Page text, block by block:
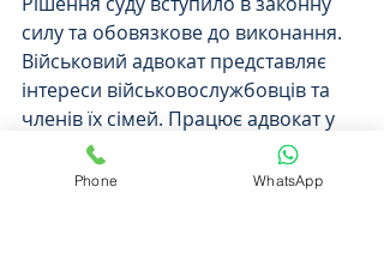
силу та обовязкове до виконання.
Військовий адвокат представляє
інтереси військовослужбовців та
членів їх сімей. Працює адвокат у
м.Вінниця, м.Київ, м.Одеса,
м.Миколаїв, м.Львів, м.Харків,
Phone WhatsApp